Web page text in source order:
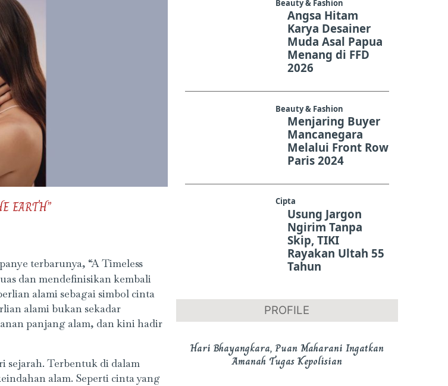
EARTH”
terbarunya, “A Timeless
dan mendefinisikan kembali
alami sebagai simbol cinta
alami bukan sekadar
panjang alam, dan kini hadir
sejarah. Terbentuk di dalam
alam. Seperti cinta yang
Beauty & Fashion
Angsa Hitam
Karya Desainer
Muda Asal Papua
Menang di FFD
2026
Beauty & Fashion
Menjaring Buyer
Mancanegara
Melalui Front Row
Paris 2024
Cipta
Usung Jargon
Ngirim Tanpa
Skip, TIKI
Rayakan Ultah 55
Tahun
PROFILE
Hari Bhayangkara, Puan Maharani Ingatkan
Amanah Tugas Kepolisian